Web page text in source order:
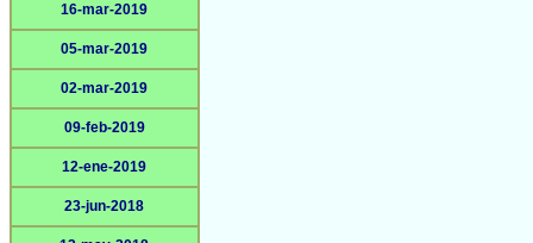
16-mar-2019
05-mar-2019
02-mar-2019
09-feb-2019
12-ene-2019
23-jun-2018